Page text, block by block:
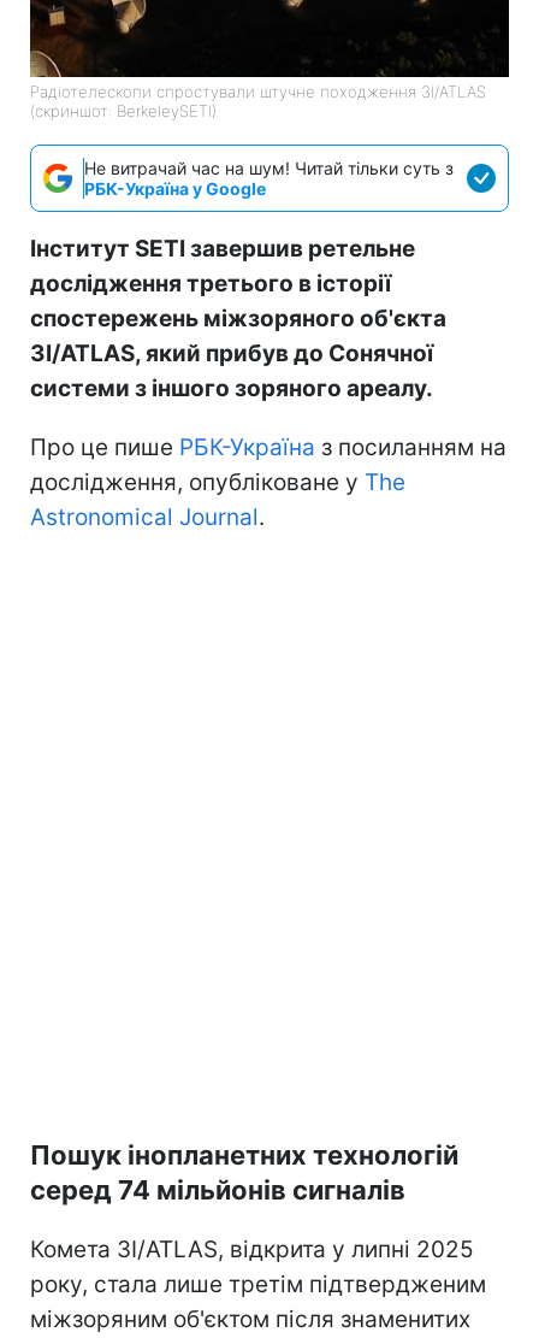
Радіотелескопи спростували штучне походження 3I/ATLAS
(скриншот: BerkeleySETI)
Не витрачай час на шум! Читай тільки суть з
РБК-Україна у Google
Інститут SETI завершив ретельне
дослідження третього в історії
спостережень міжзоряного об'єкта
3I/ATLAS, який прибув до Сонячної
системи з іншого зоряного ареалу.
Про це пише РБК-Україна з посиланням на
дослідження, опубліковане у The
Astronomical Journal.
Пошук інопланетних технологій
серед 74 мільйонів сигналів
Комета 3I/ATLAS, відкрита у липні 2025
року, стала лише третім підтвердженим
міжзоряним об'єктом після знаменитих